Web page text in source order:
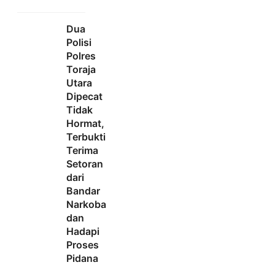
Dua
Polisi
Polres
Toraja
Utara
Dipecat
Tidak
Hormat,
Terbukti
Terima
Setoran
dari
Bandar
Narkoba
dan
Hadapi
Proses
Pidana